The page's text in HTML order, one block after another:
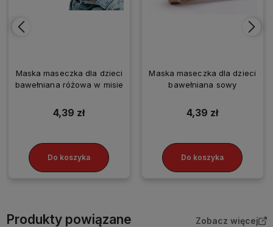
Maska maseczka dla dzieci
bawełniana różowa w misie
4,39 zł
Do koszyka
Maska maseczka dla dzieci
bawełniana sowy
4,39 zł
Do koszyka
Produkty powiązane Zobacz więcej